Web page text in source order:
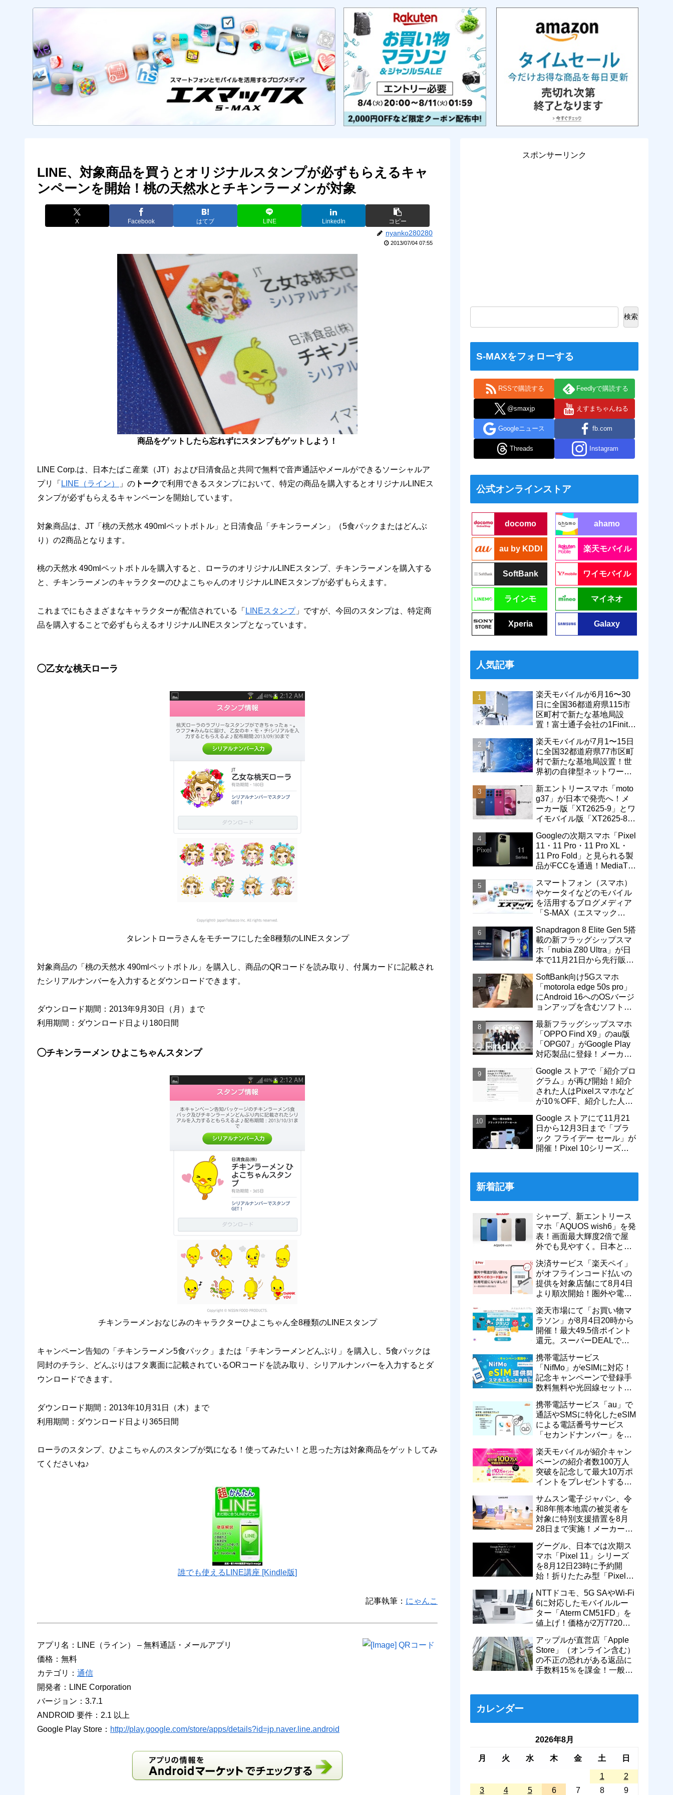
LINE、対象商品を買うとオリジナルスタンプが必ずもらえるキャ
ンペーンを開始！桃の天然水とチキンラーメンが対象
X Facebook はてブ LINE LinkedIn コピー
nyanko280280
2013/07/04 07:55
商品をゲットしたら忘れずにスタンプもゲットしよう！
LINE Corp.は、日本たばこ産業（JT）および日清食品と共同で無料で音声通話やメールができるソーシャルア
プリ「 LINE（ライン） 」の トークで利用できるスタンプにおいて、特定の商品を購入するとオリジナルLINEス
タンプが必ずもらえるキャンペーンを開始しています。
対象商品は、JT「桃の天然水 490mlペットボトル」と日清食品「チキンラーメン」（5食パックまたはどんぶ
り）の2商品となります。
桃の天然水 490mlペットボトルを購入すると、ローラのオリジナルLINEスタンプ、チキンラーメンを購入する
と、チキンラーメンのキャラクターのひよこちゃんのオリジナルLINEスタンプが必ずもらえます。
これまでにもさまざまなキャラクターが配信されている「 LINEスタンプ」ですが、今回のスタンプは、特定商
品を購入することで必ずもらえるオリジナルLINEスタンプとなっています。
◯乙女な桃天ローラ
タレントローラさんをモチーフにした全8種類のLINEスタンプ
対象商品の「桃の天然水 490mlペットボトル」を購入し、商品のQRコードを読み取り、付属カードに記載され
たシリアルナンバーを入力するとダウンロードできます。
ダウンロード期間：2013年9月30日（月）まで
利用期間：ダウンロード日より180日間
◯チキンラーメン ひよこちゃんスタンプ
チキンラーメンおなじみのキャラクターひよこちゃん全8種類のLINEスタンプ
キャンペーン告知の「チキンラーメン5食パック」または「チキンラーメンどんぶり」を購入し、5食パックは
同封のチラシ、どんぶりはフタ裏面に記載されているORコードを読み取り、シリアルナンバーを入力するとダ
ウンロードできます。
ダウンロード期間：2013年10月31日（木）まで
利用期間：ダウンロード日より365日間
ローラのスタンプ、ひよこちゃんのスタンプが気になる！使ってみたい！と思った方は対象商品をゲットしてみ
てくださいね♪
誰でも使えるLINE講座 [Kindle版]
記事執筆： にゃんこ
アプリ名：LINE（ライン） – 無料通話・メールアプリ
価格：無料
カテゴリ： 通信
開発者：LINE Corporation
バージョン：3.7.1
ANDROID 要件：2.1 以上
Google Play Store： http://play.google.com/store/apps/details?id=jp.naver.line.android
スポンサーリンク
検索
S-MAXをフォローする
RSSで購読する Feedlyで購読する
@smaxjp えすまちゃんねる
Googleニュース fb.com
Threads Instagram
公式オンラインストア
docomo ahamo
au by KDDI 楽天モバイル
SoftBank ワイモバイル
ラインモ マイネオ
Xperia Galaxy
人気記事
楽天モバイルが6月16〜30
日に全国36都道府県115市
区町村で新たな基地局設
置！富士通子会社の1Finity
エリアが拡大
楽天モバイルが7月1〜15日
に全国32都道府県77市区町
村で新たな基地局設置！世
界初の自律型ネットワーク
通信品質も改善
新エントリースマホ「moto
g37」が日本で発売へ！メ
ーカー版「XT2625-9」とワ
イモバイル版「XT2625-8」
Googleの次期スマホ「Pixel
11・11 Pro・11 Pro XL・
11 Pro Fold」と見られる製
品がFCCを通過！MediaTek
スマートフォン（スマホ）
やケータイなどのモバイル
を活用するブログメディア
「S-MAX（エスマック
Snapdragon 8 Elite Gen 5搭
載の新フラッグシップスマ
ホ「nubia Z80 Ultra」が日
本で11月21日から先行販
SoftBank向け5Gスマホ
「motorola edge 50s pro」
にAndroid 16へのOSバージ
ョンアップを含むソフトウ
最新フラッグシップスマホ
「OPPO Find X9」のau版
「OPG07」がGoogle Play
対応製品に登録！メーカー
売へ
Google ストアで「紹介プロ
グラム」が再び開始！紹介
された人はPixelスマホなど
が10％OFF、紹介した人は
ト付与
Google ストアにて11月21
日から12月3日まで「ブラ
ック フライデー セール」が
開催！Pixel 10シリーズや
新着記事
シャープ、新エントリース
マホ「AQUOS wish6」を発
表！画面最大輝度2倍で屋
外でも見やすく。日本と台
売
決済サービス「楽天ペイ」
がオフラインコード払いの
提供を対象店舗にて8月4日
より順次開始！圏外や電波
に
楽天市場にて「お買い物マ
ラソン」が8月4日20時から
開催！最大49.5倍ポイント
還元。スーパーDEALで
など
携帯電話サービス
「NifMo」がeSIMに対応！
記念キャンペーンで登録手
数料無料や光回線セットで
770円割引に
携帯電話サービス「au」で
通話やSMSに特化したeSIM
による電話番号サービス
「セカンドナンバー」を提
番などに対応
楽天モバイルが紹介キャン
ペーンの紹介者数100万人
突破を記念して最大10万ポ
イントをプレゼントするキ
レなし
サムスン電子ジャパン、令
和8年熊本地震の被災者を
対象に特別支援措置を8月
28日まで実施！メーカー版
替機提供
グーグル、日本では次期ス
マホ「Pixel 11」シリーズ
を8月12日23時に予約開
始！折りたたみ型「Pixel
画も
NTTドコモ、5G SAやWi-Fi
6に対応したモバイルルー
ター「Aterm CM51FD」を
値上げ！価格が2万7720円
円に
アップルが直営店「Apple
Store」（オンライン含む）
の不正の恐れがある返品に
手数料15％を課金！一般的
カレンダー
2026年8月
月 火 水 木 金 土 日
1
2
3
4 5 6 7 8 9